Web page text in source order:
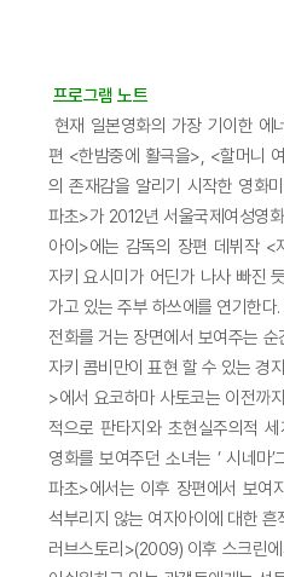
프로그램 노트
현재 일본영화의 가장 기이한 에
편 <한밤중에 활극을>, <할머니
의 존재감을 알리기 시작한 영화
파초>가 2012년 서울국제여성영
아이>에는 감독의 장편 데뷔작
자키 요시미가 어딘가 나사 빠진
가고 있는 주부 하쓰에를 연기한다
전화를 거는 장면에서 보여주는
자키 콤비만이 표현 할 수 있는 경
>에서 요코하마 사토코는 이전까
적으로 판타지와 초현실주의적
영화를 보여주던 소녀는 ‘ 시네마
파초>에서는 이후 장편에서 보여
석부리지 않는 여자아이에 대한
러브스토리>(2009) 이후 스크린